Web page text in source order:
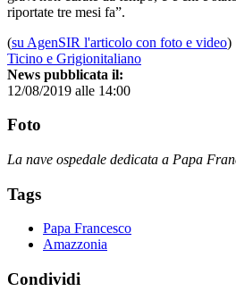
riportate tre mesi fa”.
(su AgenSIR l'articolo con foto e video)
Ticino e Grigionitaliano
News pubblicata il:
12/08/2019 alle 14:00
Foto
La nave ospedale dedicata a Papa
Tags
Papa Francesco
Amazzonia
Condividi